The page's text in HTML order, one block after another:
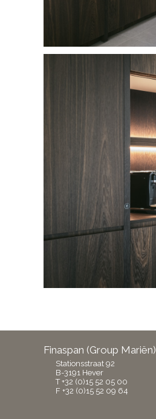
Finaspan (Group Mariën)
Stationsstraat 92
B-3191 Hever
T +32 (0)15 52 05 00
F +32 (0)15 52 09 64